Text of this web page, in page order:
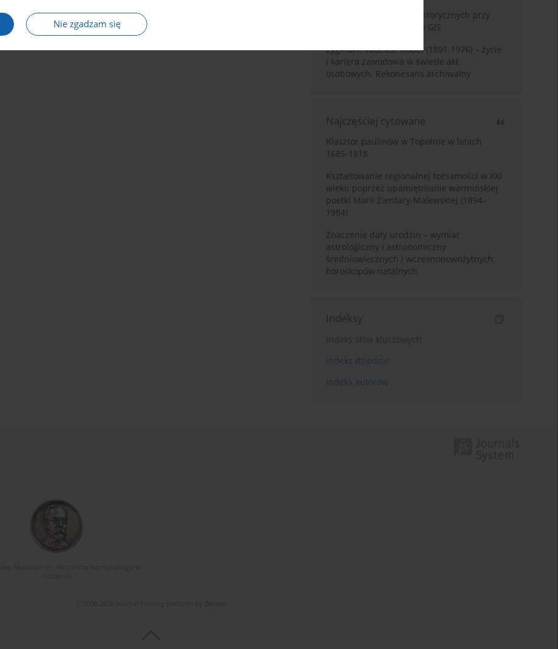
Nie zgadzam się
Granica w badaniach historycznych przy
wykorzystaniu serwerów GIS
Zygmunt Tadeusz Robel (1891-1976) – życie
i kariera zawodowa w świetle akt
osobowych. Rekonesans archiwalny
Najczęściej cytowane
Klasztor paulinów w Topolnie w latach
1685-1818
Kształtowanie regionalnej tożsamości w XXI
wieku poprzez upamiętnianie warmińskiej
poetki Marii Zientary-Malewskiej (1894–
1984)
Znaczenie daty urodzin – wymiar
astrologiczny i astronomiczny
średniowiecznych i wczesnonowożytnych
horoskopów natalnych
Indeksy
Indeks słów kluczowych
Indeks dziedzin
Indeks autorów
Bentus